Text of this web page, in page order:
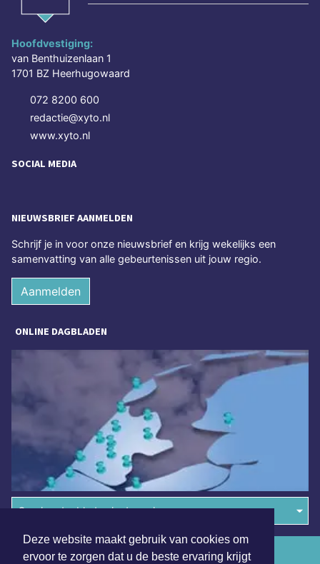
Deze website maakt gebruik van cookies om
ervoor te zorgen dat u de beste ervaring krijgt
Hoofdvestiging:
van Benthuizenlaan 1
1701 BZ Heerhugowaard
072 8200 600
redactie@xyto.nl
www.xyto.nl
SOCIAL MEDIA
NIEUWSBRIEF AANMELDEN
Schrijf je in voor onze nieuwsbrief en krijg wekelijks een
samenvatting van alle gebeurtenissen uit jouw regio.
Aanmelden
ONLINE DAGBLADEN
Overige dagbladen in de regio
Algemene voorwaarden